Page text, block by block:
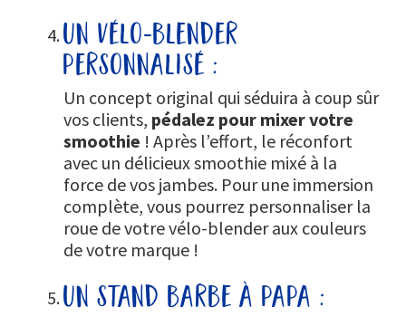
un vélo-blender
personnalisé :
Un concept original qui séduira à coup sûr
vos clients, pédalez pour mixer votre
smoothie ! Après l’effort, le réconfort
avec un délicieux smoothie mixé à la
force de vos jambes. Pour une immersion
complète, vous pourrez personnaliser la
roue de votre vélo-blender aux couleurs
de votre marque !
un stand barbe à papa :